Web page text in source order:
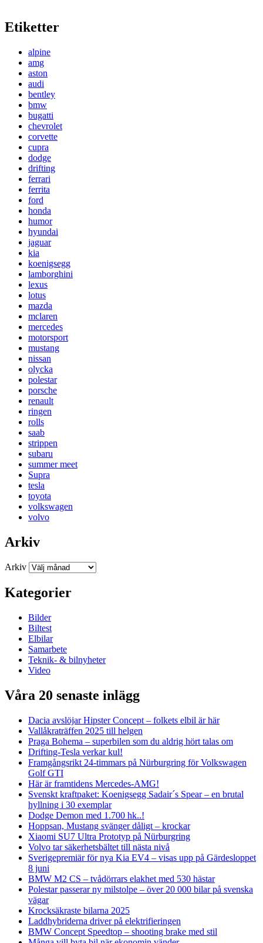
Etiketter
alpine
amg
aston
audi
bentley
bmw
bugatti
chevrolet
corvette
cupra
dodge
drifting
ferrari
ferrita
ford
honda
humor
hyundai
jaguar
kia
koenigsegg
lamborghini
lexus
lotus
mazda
mclaren
mercedes
motorsport
mustang
nissan
olycka
polestar
porsche
renault
ringen
rolls
saab
strippen
subaru
summer meet
Supra
tesla
toyota
volkswagen
volvo
Arkiv
Arkiv
Kategorier
Bilder
Biltest
Elbilar
Samarbete
Teknik- & bilnyheter
Video
Våra 20 senaste inlägg
Dacia avslöjar Hipster Concept – folkets elbil är här
Vallåkraträffen 2025 till helgen
Praga Bohema – superbilen som du aldrig hört talas om
Drifting-Tesla verkar kul!
Framgångsrikt 24-timmars på Nürburgring för Volkswagen
Golf GTI
Här är framtidens Mercedes-AMG!
Svenskt kraftpaket: Koenigsegg Sadair´s Spear – en brutal
hyllning i 30 exemplar
Dodge Demon med 1.700 hk..!
Hoppsan, Mustang svänger dåligt – krockar
Xiaomi SU7 Ultra Prototyp på Nürburgring
Volvo tar säkerhetsbältet till nästa nivå
Sverigepremiär för nya Kia EV4 – visas upp på Gärdesloppet
8 juni
BMW M2 CS – tvådörrars elakhet med 530 hästar
Polestar passerar ny milstolpe – över 20 000 bilar på svenska
vägar
Krocksäkraste bilarna 2025
Laddhybriderna driver på elektrifieringen
BMW Concept Speedtop – shooting brake med stil